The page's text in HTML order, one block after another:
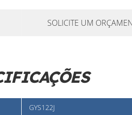
SOLICITE UM
GYS122J